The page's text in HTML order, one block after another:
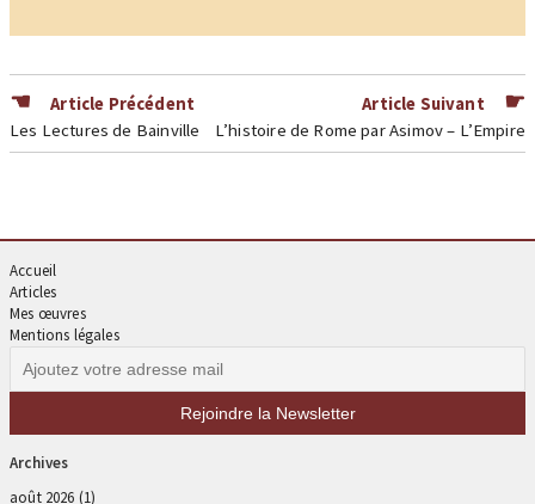
Article Précédent
Les Lectures de Bainville
Article Suivant
L’histoire de Rome par Asimov – L’Empire
Accueil
Articles
Mes œuvres
Mentions légales
Archives
août 2026 (1)